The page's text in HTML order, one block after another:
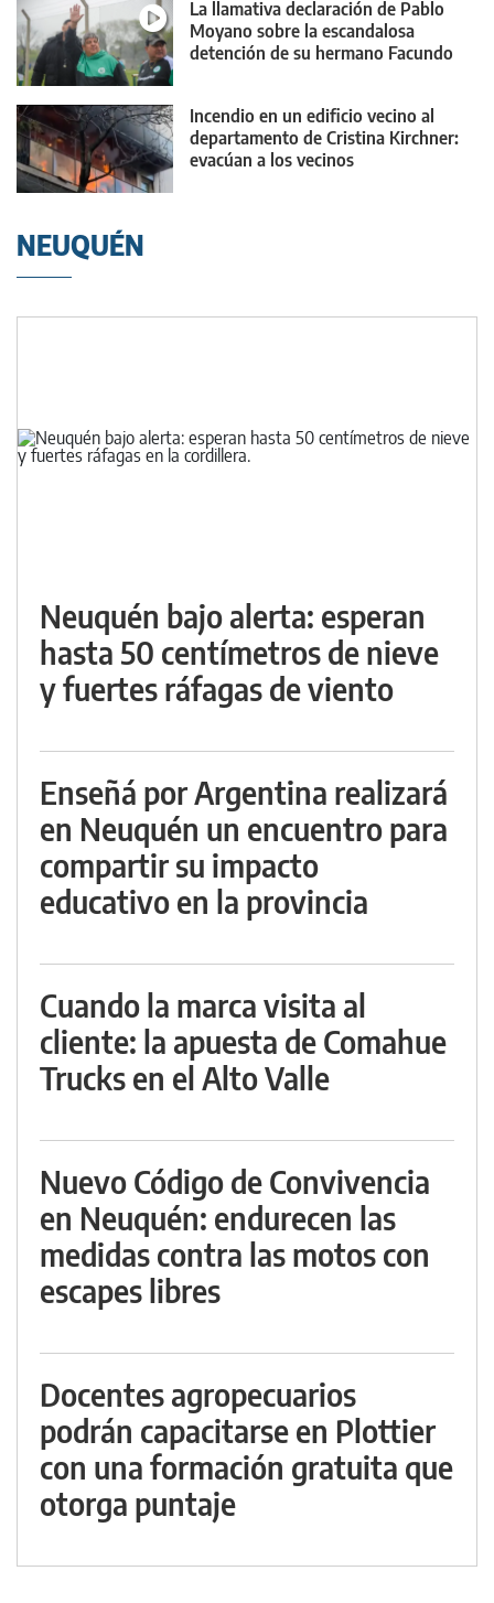
La llamativa declaración de Pablo
Moyano sobre la escandalosa
detención de su hermano Facundo
Incendio en un edificio vecino al
departamento de Cristina Kirchner:
evacúan a los vecinos
NEUQUÉN
Neuquén bajo alerta: esperan
hasta 50 centímetros de nieve
y fuertes ráfagas de viento
Enseñá por Argentina realizará
en Neuquén un encuentro para
compartir su impacto
educativo en la provincia
Cuando la marca visita al
cliente: la apuesta de Comahue
Trucks en el Alto Valle
Nuevo Código de Convivencia
en Neuquén: endurecen las
medidas contra las motos con
escapes libres
Docentes agropecuarios
podrán capacitarse en Plottier
con una formación gratuita que
otorga puntaje